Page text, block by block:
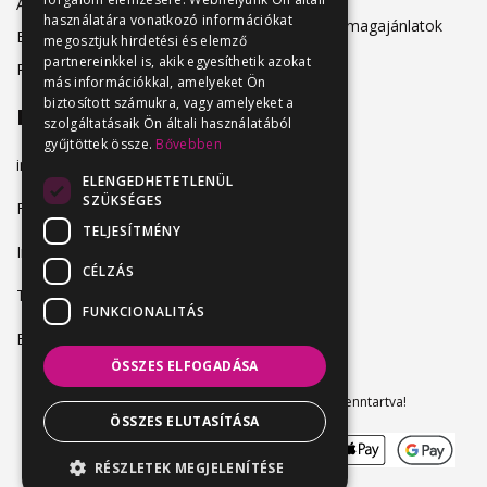
Belépés
Regisztráció
Hirdetési csomagajánlatok
Elérhetőség
info@vendeglatosmelok.hu
Facebook
Instagram
TikTok
Blog
Vendeglatosmelok.hu © 2024. Minden jog fenntartva!
használatára vonatkozó információkat
megosztjuk hirdetési és elemző
partnereinkkel is, akik egyesíthetik azokat
más információkkal, amelyeket Ön
biztosított számukra, vagy amelyeket a
szolgáltatásaik Ön általi használatából
gyűjtöttek össze. Bővebben
ELENGEDHETETLENÜL
SZÜKSÉGES
TELJESÍTMÉNY
CÉLZÁS
FUNKCIONALITÁS
ÖSSZES ELFOGADÁSA
ÖSSZES ELUTASÍTÁSA
RÉSZLETEK MEGJELENÍTÉSE